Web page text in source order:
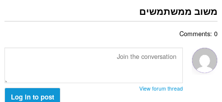
ו
ג
:
ר
ר
ו
ם
משוב ממשתמשים
Comments: 0
View forum thread
Log in to post